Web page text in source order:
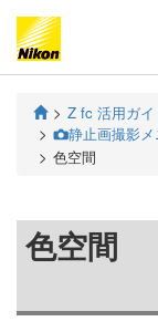
Z fc 活用ガイ
C静止画撮影
色空間
色空間